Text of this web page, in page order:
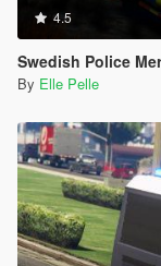
4.5
Swedish Police
By Elle Pelle